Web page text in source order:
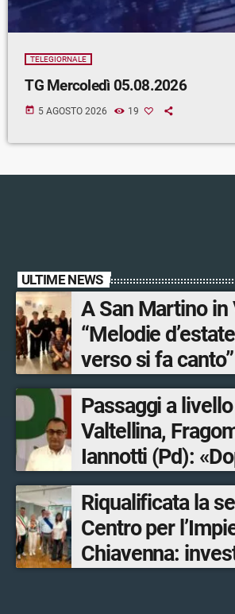
TELEGIORNALE
TG Mercoledì 05.08.2026
today 5 AGOSTO 2026 19
ULTIME NEWS
A San Martino in
“Melodie
verso si fa canto”
Passaggi a
Valtellina,
Iannotti (Pd):
Olimpiadi solo
opere sostitutive
ultimato entro il
Riqualificata la
Centro per
Chiavenna: